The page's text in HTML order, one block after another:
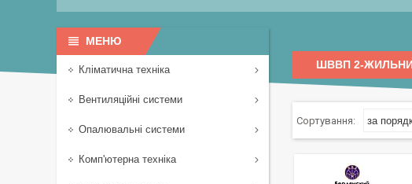
ШВВП 2-
Кліматична техніка
Вентиляційні системи
Опалювальні системи
Комп'ютерна техніка